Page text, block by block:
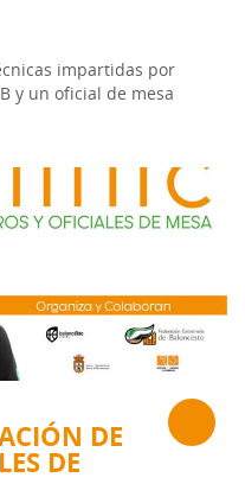
impartidas por
y un oficial de mesa
DE
DE